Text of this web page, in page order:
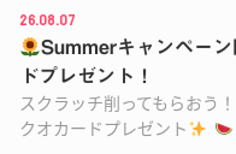
26.08.07
Summerキャンペーン
ドプレゼント！
スクラッチ削ってもらおう
クオカードプレゼント